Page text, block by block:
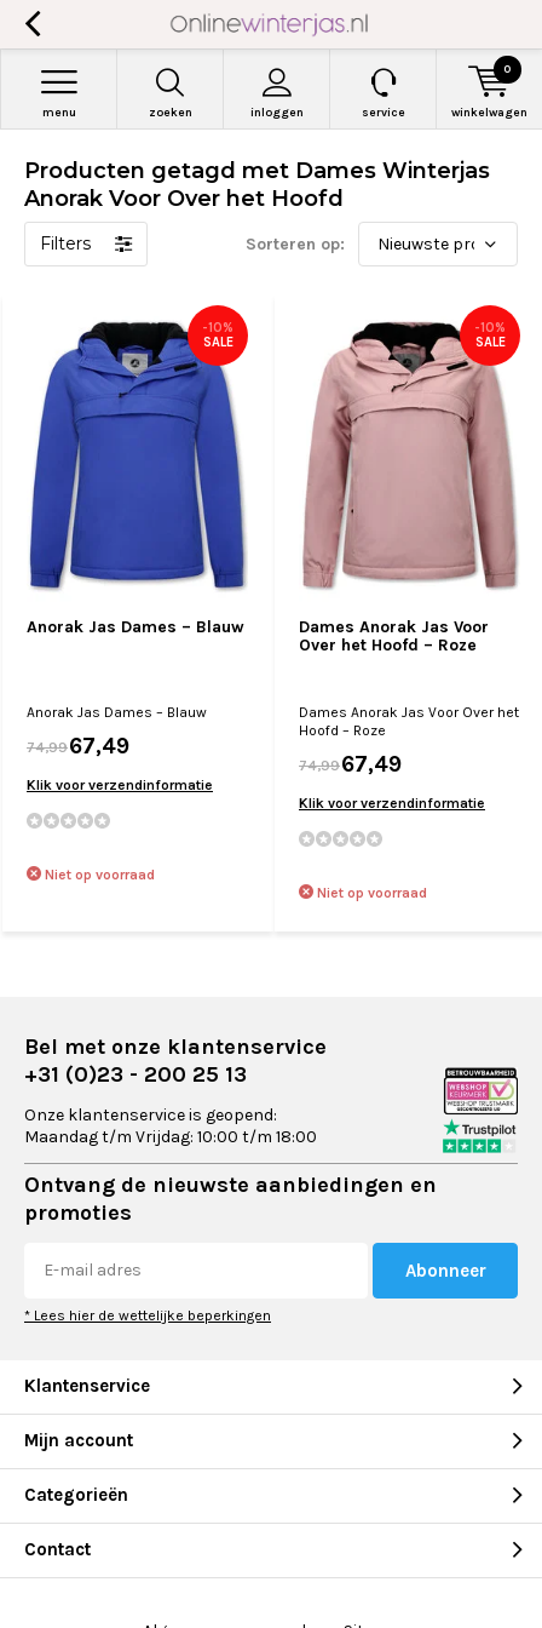
zoeken inloggen
menu service winkelwagen
0
Producten getagd met Dames Winterjas
Anorak Voor Over het Hoofd
Filters Sorteren op:
Anorak Jas Dames – Blauw
-10%
SALE
Anorak Jas Dames – Blauw
74,9967,49
Klik voor verzendinformatie
Niet op voorraad
Dames Anorak Jas Voor
Over het Hoofd – Roze
-10%
SALE
Dames Anorak Jas Voor Over het
Hoofd – Roze
74,9967,49
Klik voor verzendinformatie
Niet op voorraad
Bel met onze klantenservice
+31 (0)23 - 200 25 13
Onze klantenservice is geopend:
Maandag t/m Vrijdag: 10:00 t/m 18:00
Ontvang de nieuwste aanbiedingen en
promoties
Abonneer
* Lees hier de wettelijke beperkingen
Klantenservice
Mijn account
Categorieën
Contact